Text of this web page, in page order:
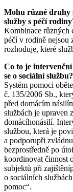
Mohu různé druhy
služby s péčí
Kombinace různých
péčí v rodině nejsou
rozhoduje, které
Co to je
se o sociální službu?
Systém pomoci
č. 135/2006 Sb.,
před domácím
službách je upraven
domácíhonásilí.
službou, která je
a podporupři
bezprostředně po
koordinovat činnost
subjektů při
o sociálních
pomoc“.